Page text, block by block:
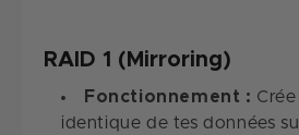
RAID 1 (Mirroring)
Fonctionnement :
identique de tes données